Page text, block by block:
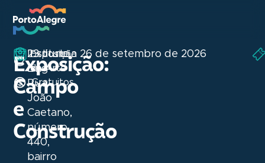
Exposição
de Arte
,
Gratuitos
Exposição:
Campo
e
Construção
Instituto
Ling
Rua
João
Caetano,
número
440,
bairro
23 June a 26 de setembro de 2026